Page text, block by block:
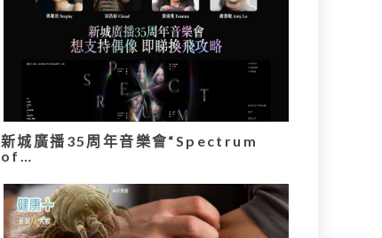
新城廣播35周年音樂會“Spectrum
of…